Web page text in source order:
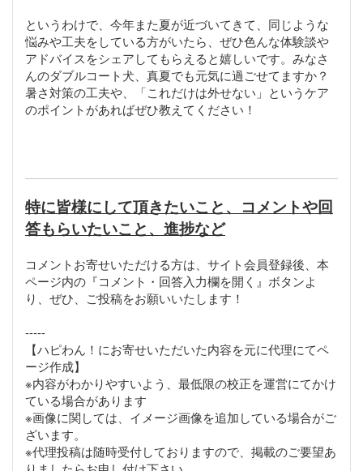
というわけで、今年また夏が近づいてきて、同じような
悩みや工夫をしている方がいたら、ぜひ色んな体験談や
アドバイスをシェアしてもらえると嬉しいです。みなさ
んのダブルコート犬、真夏でも元気に過ごせてますか？
暑さ対策の工夫や、「これだけは外せない」というケア
のポイントがあればぜひ教えてください！
特に皆様にして頂きたいこと、コメントや回
答もらいたいこと、進捗など
コメントお寄せいただける方は、サイト会員登録後、本
ページ内の『コメント・回答入力欄を開く』ボタンよ
り、ぜひ、ご投稿をお願いいたします！
-----
【ハピわん！にお寄せいただいた内容を元に代理にてペ
ージ作成】
※内容がわかりやすいよう、最低限の校正を運営にてかけ
ている場合があります
※画像に関しては、イメージ画像を追加している場合がご
ざいます。
※代理投稿は随時受付しておりますので、掲載のご要望あ